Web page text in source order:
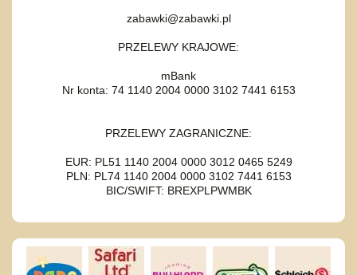
zabawki@zabawki.pl
PRZELEWY KRAJOWE:
mBank
Nr konta: 74 1140 2004 0000 3102 7441 6153
PRZELEWY ZAGRANICZNE:
EUR: PL51 1140 2004 0000 3012 0465 5249
PLN: PL74 1140 2004 0000 3102 7441 6153
BIC/SWIFT: BREXPLPWMBK